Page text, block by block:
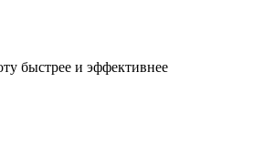
быстрее и эффективнее